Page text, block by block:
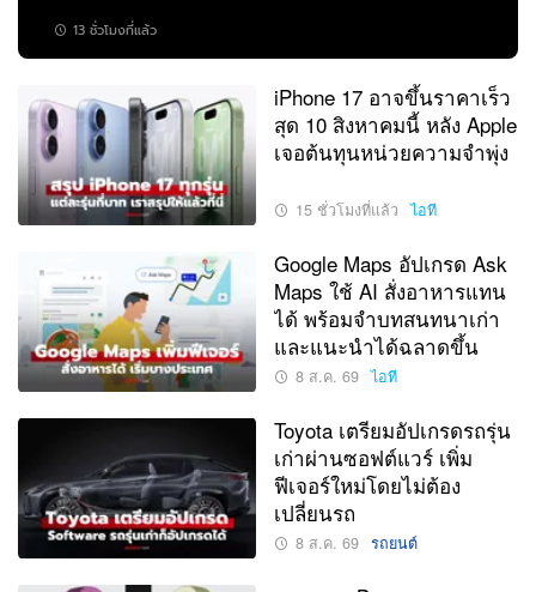
13 ชั่วโมงที่แล้ว
iPhone 17 อาจขึ้นราคาเร็ว
สุด 10 สิงหาคมนี้ หลัง Apple
เจอต้นทุนหน่วยความจำพุ่ง
15 ชั่วโมงที่แล้ว ไอที
Google Maps อัปเกรด Ask
Maps ใช้ AI สั่งอาหารแทน
ได้ พร้อมจำบทสนทนาเก่า
และแนะนำได้ฉลาดขึ้น
8 ส.ค. 69 ไอที
Toyota เตรียมอัปเกรดรถรุ่น
เก่าผ่านซอฟต์แวร์ เพิ่ม
ฟีเจอร์ใหม่โดยไม่ต้อง
เปลี่ยนรถ
8 ส.ค. 69 รถยนต์